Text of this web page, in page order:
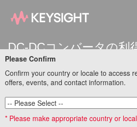
DC-DCコンバータの利
InfiniiVisionシリーズ DSOX3000T
た電源評価
DC電源の負荷変動の影響をなるべく抑えるため
を調整した時、負荷変動の波形にリンギングが乗
ます。また、波形では問題なくても、利得余裕、
Please Confirm
Confirm your country or locale to access
offers, events, and contact information.
* Please make appropriate country or